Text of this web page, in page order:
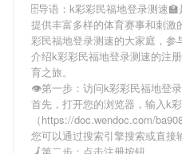
🗄导语： k彩彩民福地登录测速🏫
提供丰富多样的体育赛事和刺激
彩民福地登录测速的大家庭，参
介绍k彩彩民福地登录测速的注
育之旅。
👁第一步：访问k彩彩民福地登
首先，打开您的浏览器，输入k
（https://doc.wendoc.com/
您可以通过搜索引擎搜索或直接